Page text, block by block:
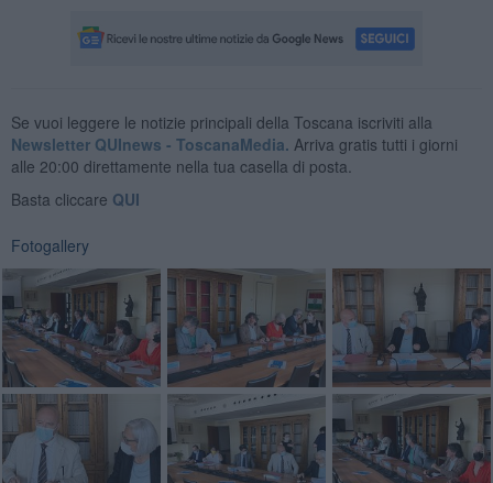
Se vuoi leggere le notizie principali della Toscana iscriviti alla
Newsletter QUInews - ToscanaMedia. Arriva gratis tutti i giorni
alle 20:00 direttamente nella tua casella di posta.
Basta cliccare QUI
Fotogallery